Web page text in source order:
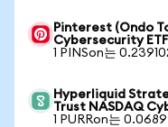
Pinterest (Ondo
Cybersecurity
1 PINSon는
Hyperliquid
Trust NASDAQ
1 PURRon는